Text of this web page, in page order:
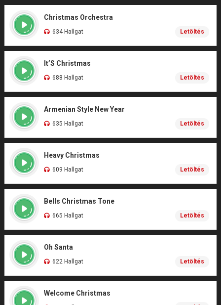
Christmas Orchestra
634 Hallgat Letöltés
It’S Christmas
688 Hallgat Letöltés
Armenian Style New Year
635 Hallgat Letöltés
Heavy Christmas
609 Hallgat Letöltés
Bells Christmas Tone
665 Hallgat Letöltés
Oh Santa
622 Hallgat Letöltés
Welcome Christmas